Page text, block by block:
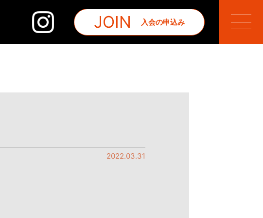
JOIN 入会の申込み
2022.03.31